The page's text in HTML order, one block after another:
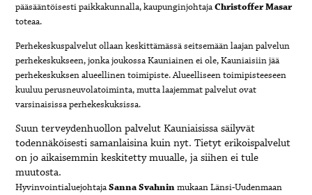
pääsääntöisesti paikkakunnalla, kaupunginjohtajaChristoffer Masar
toteaa.
Perhekeskuspalvelut ollaan keskittämässä seitsemään laajan palvelun
perhekeskukseen, jonka joukossa Kauniainen ei ole, Kauniaisiin jää
perhekeskuksen alueellinen toimipiste. Alueelliseen toimipisteeseen
kuuluu perusneuvolatoiminta, mutta laajemmat palvelut ovat
varsinaisissa perhekeskuksissa.
Suun terveydenhuollon palvelut Kauniaisissa säilyvät
todennäköisesti samanlaisina kuin nyt. Tietyt erikoispalvelut
on jo aikaisemmin keskitetty muualle, ja siihen ei tule
muutosta.
HyvinvointialuejohtajaSanna Svahninmukaan Länsi-Uudenmaan